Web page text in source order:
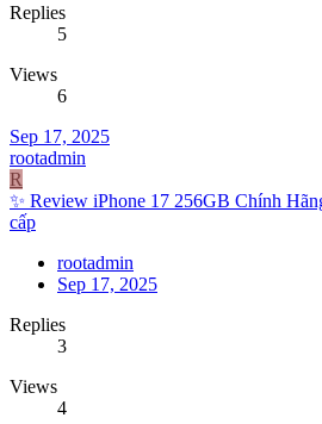
Replies
5
Views
6
Sep 17, 2025
rootadmin
R
✨ Review iPhone 17 256GB Chính
cấp
rootadmin
Sep 17, 2025
Replies
3
Views
4